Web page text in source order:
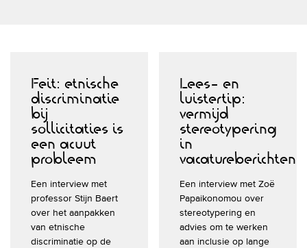
Feit: etnische
discriminatie
bij
sollicitaties is
een acuut
probleem
Een interview met
professor Stijn Baert
over het aanpakken
van etnische
discriminatie op de
Lees- en
luistertip:
vermijd
stereotypering
in
vacatureberichten
Een interview met Zoë
Papaikonomou over
stereotypering en
advies om te werken
aan inclusie op lange